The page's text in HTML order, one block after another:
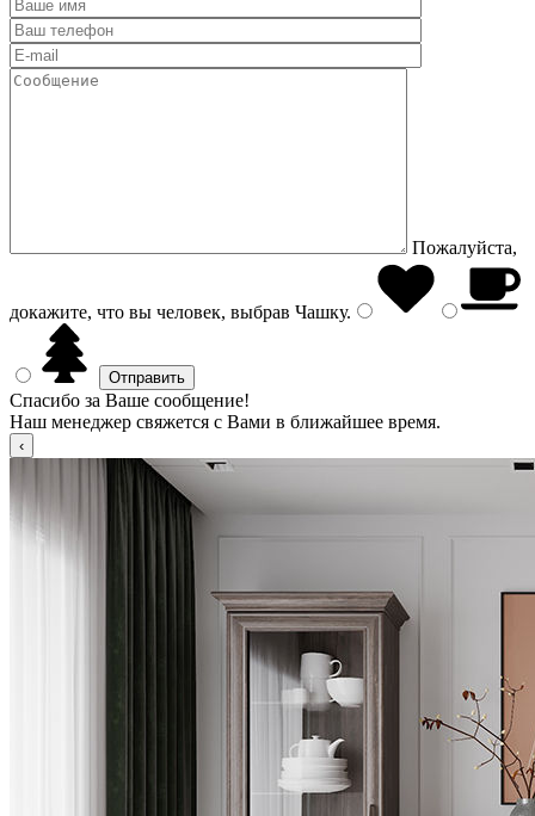
Пожалуйста,
докажите, что вы человек, выбрав Чашку.
Спасибо за Ваше сообщение!
Наш менеджер свяжется с Вами в ближайшее время.